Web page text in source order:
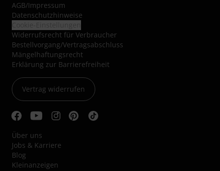
AGB/Impressum
Datenschutzhinweise
Widerrufsrecht für Verbraucher
Bestellvorgang/Vertragsabschluss
Mängelhaftungsrecht
Erklärung zur Barrierefreiheit
Vertrag widerrufen
Über uns
Jobs & Karriere
Blog
Kleinanzeigen